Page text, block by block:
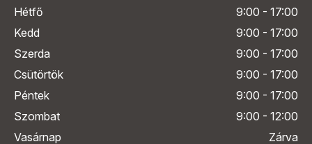
Hétfő
9:00 - 17:00
Kedd
9:00 - 17:00
Szerda
9:00 - 17:00
Csütörtök
9:00 - 17:00
Péntek
9:00 - 17:00
Szombat
9:00 - 12:00
Vasárnap
Zárva